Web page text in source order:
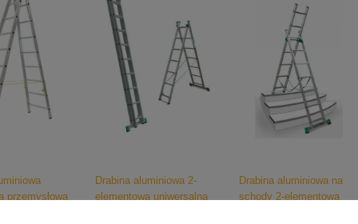
przemysłowa
Drabina aluminiowa 2-
elementowa uniwersalna
Drabina aluminiowa na
schody 2-elementowa